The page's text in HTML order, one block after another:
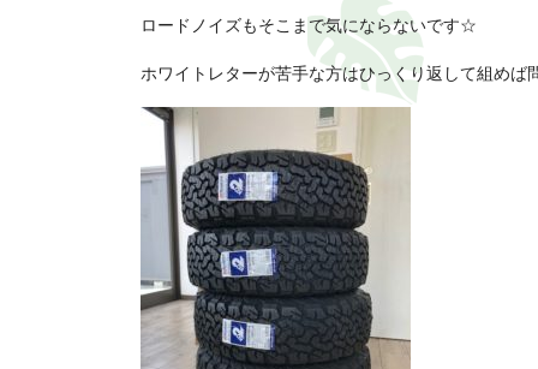
ロードノイズもそこまで気にならないです☆
ホワイトレターが苦手な方はひっくり返して組めば